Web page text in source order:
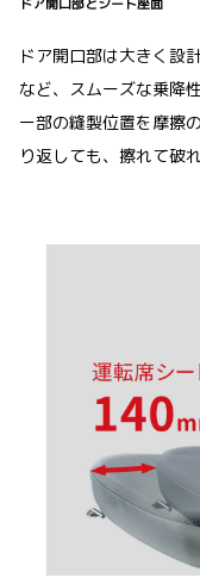
ドア開口部とシート座面
ドア開口部は大きく設
など、スムーズな乗降
ー部の縫製位置を摩擦
り返しても、擦れて破